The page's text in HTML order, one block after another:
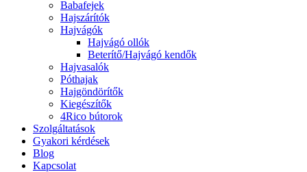
Babafejek
Hajszárítók
Hajvágók
Hajvágó ollók
Beterítő/Hajvágó kendők
Hajvasalók
Póthajak
Hajgöndörítők
Kiegészítők
4Rico bútorok
Szolgáltatások
Gyakori kérdések
Blog
Kapcsolat